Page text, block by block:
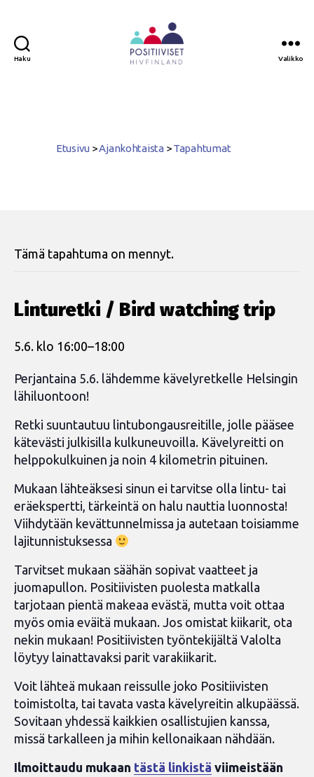
Haku Valikko
Etusivu >Ajankohtaista >Tapahtumat
Tämä tapahtuma on mennyt.
Linturetki / Bird watching trip
5.6. klo 16:00–18:00
Perjantaina 5.6. lähdemme kävelyretkelle Helsingin
lähiluontoon!
Retki suuntautuu lintubongausreitille, jolle pääsee
kätevästi julkisilla kulkuneuvoilla. Kävelyreitti on
helppokulkuinen ja noin 4 kilometrin pituinen.
Mukaan lähteäksesi sinun ei tarvitse olla lintu- tai
eräekspertti, tärkeintä on halu nauttia luonnosta!
Viihdytään kevättunnelmissa ja autetaan toisiamme
lajitunnistuksessa
Tarvitset mukaan säähän sopivat vaatteet ja
juomapullon. Positiivisten puolesta matkalla
tarjotaan pientä makeaa evästä, mutta voit ottaa
myös omia eväitä mukaan. Jos omistat kiikarit, ota
nekin mukaan! Positiivisten työntekijältä Valolta
löytyy lainattavaksi parit varakiikarit.
Voit lähteä mukaan reissulle joko Positiivisten
toimistolta, tai tavata vasta kävelyreitin alkupäässä.
Sovitaan yhdessä kaikkien osallistujien kanssa,
missä tarkalleen ja mihin kellonaikaan nähdään.
Ilmoittaudu mukaan tästä linkistä viimeistään